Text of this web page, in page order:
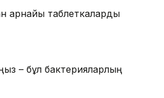
арнайы таблеткаларды
– бұл бактерияларлың